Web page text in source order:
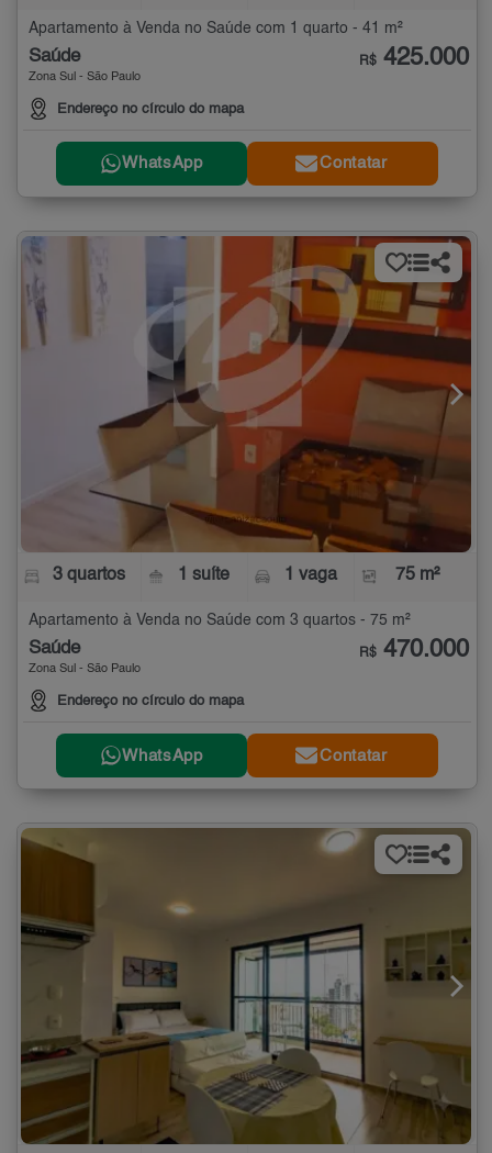
Apartamento à Venda no Saúde com 1 quarto - 41 m²
Saúde
Zona Sul - São Paulo
Endereço no círculo do mapa
R$ 425.000
WhatsApp Contatar
3 quartos 1 suíte 1 vaga 75 m²
Apartamento à Venda no Saúde com 3 quartos - 75 m²
Saúde
Zona Sul - São Paulo
Endereço no círculo do mapa
R$ 470.000
WhatsApp Contatar